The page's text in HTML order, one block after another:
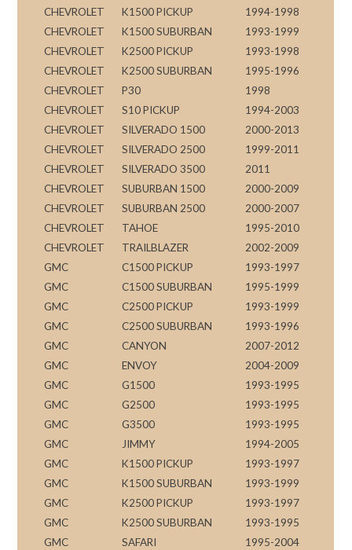
CHEVROLET
K1500 PICKUP
1994-1998
CHEVROLET
K1500 SUBURBAN
1993-1999
CHEVROLET
K2500 PICKUP
1993-1998
CHEVROLET
K2500 SUBURBAN
1995-1996
CHEVROLET
P30
1998
CHEVROLET
S10 PICKUP
1994-2003
CHEVROLET
SILVERADO 1500
2000-2013
CHEVROLET
SILVERADO 2500
1999-2011
CHEVROLET
SILVERADO 3500
2011
CHEVROLET
SUBURBAN 1500
2000-2009
CHEVROLET
SUBURBAN 2500
2000-2007
CHEVROLET
TAHOE
1995-2010
CHEVROLET
TRAILBLAZER
2002-2009
GMC
C1500 PICKUP
1993-1997
GMC
C1500 SUBURBAN
1995-1999
GMC
C2500 PICKUP
1993-1999
GMC
C2500 SUBURBAN
1993-1996
GMC
CANYON
2007-2012
GMC
ENVOY
2004-2009
GMC
G1500
1993-1995
GMC
G2500
1993-1995
GMC
G3500
1993-1995
GMC
JIMMY
1994-2005
GMC
K1500 PICKUP
1993-1997
GMC
K1500 SUBURBAN
1993-1999
GMC
K2500 PICKUP
1993-1997
GMC
K2500 SUBURBAN
1993-1995
GMC
SAFARI
1995-2004